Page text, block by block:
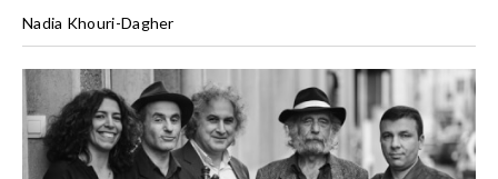
Nadia Khouri-Dagher